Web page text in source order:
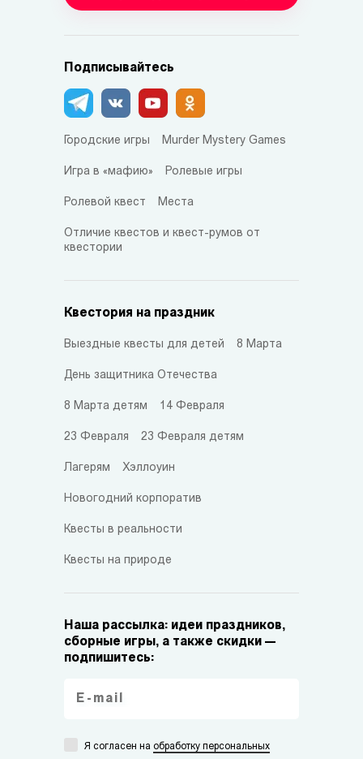
Подписывайтесь
Городские игры Murder Mystery Games
Игра в «мафию» Ролевые игры
Ролевой квест Места
Отличие квестов и квест-румов от
квестории
Квестория на праздник
Выездные квесты для детей 8 Марта
День защитника Отечества
8 Марта детям 14 Февраля
23 Февраля 23 Февраля детям
Лагерям Хэллоуин
Новогодний корпоратив
Квесты в реальности
Квесты на природе
Наша рассылка: идеи праздников,
сборные игры, а также скидки —
подпишитесь:
Я согласен на обработку персональных